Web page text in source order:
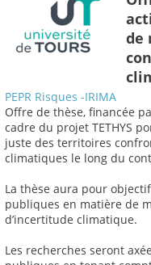
de
PEPR Risques -IRIMA
Offre de thèse, financée
cadre du projet TETHYS
juste des territoires
climatiques le long du
La thèse aura pour
publiques en matière de
d’incertitude climatique.
Les recherches seront